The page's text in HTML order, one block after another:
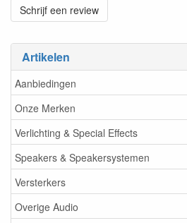
Artikelen
Aanbiedingen
Onze Merken
Verlichting & Special Effects
Speakers & Speakersystemen
Versterkers
Overige Audio
Schrijf een review